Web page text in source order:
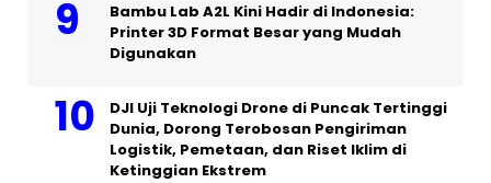
Bambu Lab A2L Kini Hadir di Indonesia:
Printer 3D Format Besar yang Mudah
Digunakan
DJI Uji Teknologi Drone di Puncak Tertinggi
Dunia, Dorong Terobosan Pengiriman
Logistik, Pemetaan, dan Riset Iklim di
Ketinggian Ekstrem